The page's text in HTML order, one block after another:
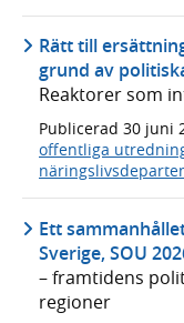
Rätt till
grund av
Reaktorer som
Publicerad 30 juni
offentliga
Ett
Sverige, SOU
– framtidens
regioner